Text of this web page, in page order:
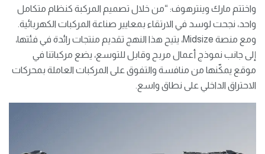
واختتم مارك وينترهوف: “من خلال تصميم المركبة كنظام متكامل
واحد، نجحت لوسد في الارتقاء بمعايير صناعة المركبات الكهربائية.
ومع منصة Midsize، يتيح هذا النهج تقديم منتجات رائدة في فئتها،
إلى جانب نموذج أعمال مربح وقابل للتوسع، يضع مركباتنا في
موقع يمكّنها من منافسة والتفوق على المركبات العاملة بمحركات
الاحتراق الداخلي على نطاق واسع.